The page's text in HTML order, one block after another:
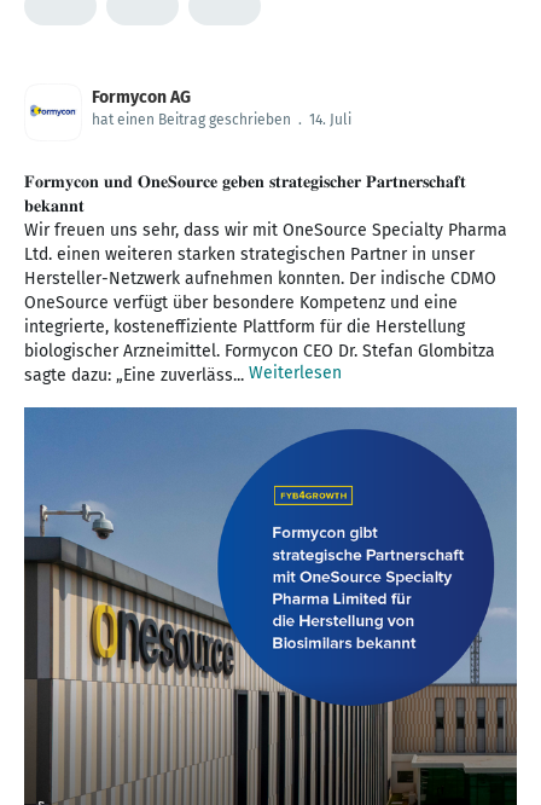
Kaufempfehlung dar.
Formycon AG
hat einen Beitrag geschrieben . 14. Juli
𝐅𝐨𝐫𝐦𝐲𝐜𝐨𝐧 𝐮𝐧𝐝 𝐎𝐧𝐞𝐒𝐨𝐮𝐫𝐜𝐞 𝐠𝐞𝐛𝐞𝐧 𝐬𝐭𝐫𝐚𝐭𝐞𝐠𝐢𝐬𝐜𝐡𝐞𝐫 𝐏𝐚𝐫𝐭𝐧𝐞𝐫𝐬𝐜𝐡𝐚𝐟𝐭
𝐛𝐞𝐤𝐚𝐧𝐧𝐭
Wir freuen uns sehr, dass wir mit OneSource Specialty Pharma
Ltd. einen weiteren starken strategischen Partner in unser
Hersteller-Netzwerk aufnehmen konnten. Der indische CDMO
OneSource verfügt über besondere Kompetenz und eine
integrierte, kosteneffiziente Plattform für die Herstellung
biologischer Arzneimittel. Formycon CEO Dr. Stefan Glombitza
sagte dazu: „Eine zuverläss... Weiterlesen